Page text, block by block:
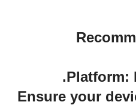
– Ensure your